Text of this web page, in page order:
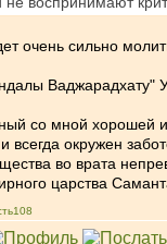
очень сильно
Ваджарадхату"
со мной хорошей
всегда окружен
во врата
царства